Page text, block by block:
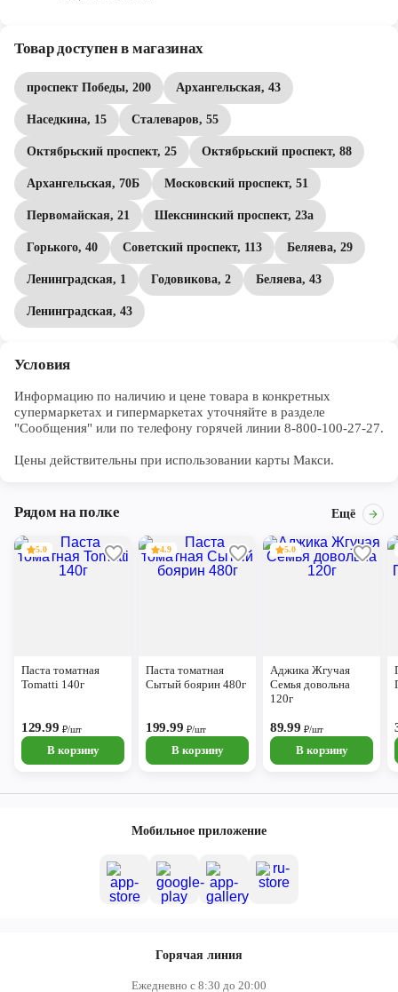
Товар доступен в магазинах
проспект Победы, 200 Архангельская, 43
Наседкина, 15 Сталеваров, 55
Октябрьский проспект, 25 Октябрьский проспект, 88
Архангельская, 70Б Московский проспект, 51
Первомайская, 21 Шекснинский проспект, 23а
Горького, 40 Советский проспект, 113 Беляева, 29
Ленинградская, 1 Годовикова, 2 Беляева, 43
Ленинградская, 43
Условия
Информацию по наличию и цене товара в конкретных
супермаркетах и гипермаркетах уточняйте в разделе
"Сообщения" или по телефону горячей линии 8-800-100-27-27.
Цены действительны при использовании карты Макси.
Рядом на полке Ещё
5.0
Паста томатная
Tomatti 140г
129.99 ₽/шт
В корзину
4.9
Паста томатная
Сытый боярин 480г
199.99 ₽/шт
В корзину
5.0
Аджика Жгучая
Семья довольна
120г
89.99₽/шт
В корзину
Мобильное приложение
Горячая линия
Ежедневно с 8:30 до 20:00